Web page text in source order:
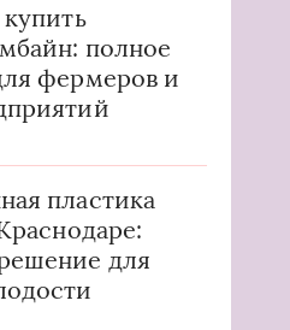
полное
фермеров и
пластика
для